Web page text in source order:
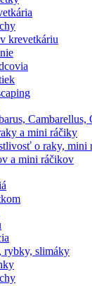
krevetkáriu
Cambarellus,
a mini ráčiky
o raky, mini
a mini ráčikov
slimáky